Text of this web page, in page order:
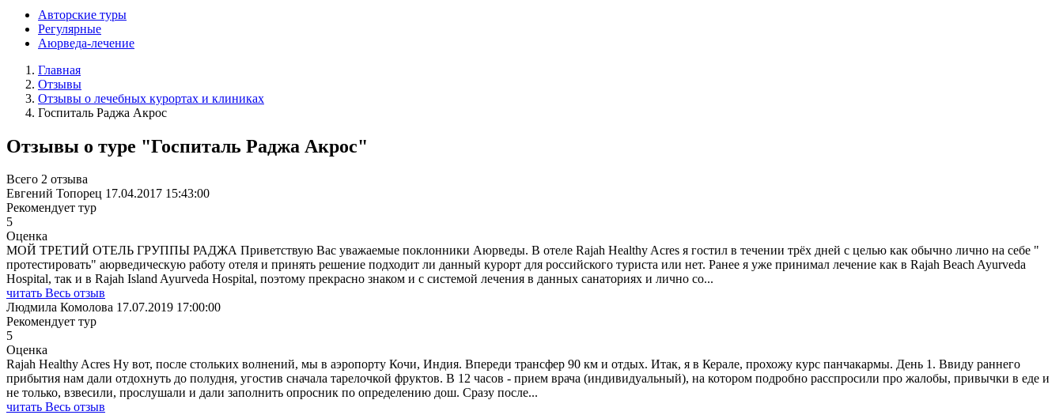
Авторские туры
Регулярные
Аюрведа-лечение
Главная
Отзывы
Отзывы о лечебных курортах и клиниках
Госпиталь Раджа Акрос
Отзывы о туре "Госпиталь Раджа Акрос"
Всего 2 отзыва
Евгений Топорец 17.04.2017 15:43:00
Рекомендует тур
5
Оценка
МОЙ ТРЕТИЙ ОТЕЛЬ ГРУППЫ РАДЖА Приветствую Вас уважаемые поклонники Аюрведы. В отеле Rajah Healthy Acres я гостил в течении трёх дней с целью как обычно лично на себе "
протестировать" аюрведическую работу отеля и принять решение подходит ли данный курорт для российского туриста или нет. Ранее я уже принимал лечение как в Rajah Beach Ayurveda
Hospital, так и в Rajah Island Ayurveda Hospital, поэтому прекрасно знаком и с системой лечения в данных санаториях и лично со...
читать Весь отзыв
Людмила Комолова 17.07.2019 17:00:00
Рекомендует тур
5
Оценка
Rajah Healthy Acres Ну вот, после стольких волнений, мы в аэропорту Кочи, Индия. Впереди трансфер 90 км и отдых. Итак, я в Керале, прохожу курс панчакармы. День 1. Ввиду раннего
прибытия нам дали отдохнуть до полудня, угостив сначала тарелочкой фруктов. В 12 часов - прием врача (индивидуальный), на котором подробно расспросили про жалобы, привычки в еде и
не только, взвесили, прослушали и дали заполнить опросник по определению дош. Сразу после...
читать Весь отзыв